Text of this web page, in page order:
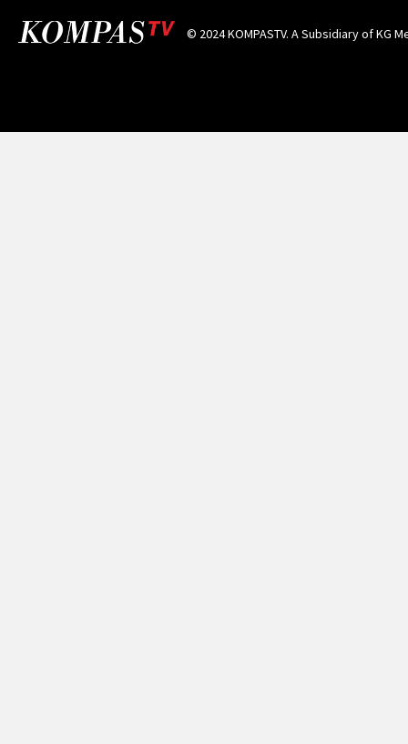
© 2024 KOMPASTV. A Subsidiary ofKG